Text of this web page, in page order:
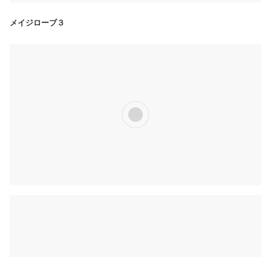
メイジローブ３